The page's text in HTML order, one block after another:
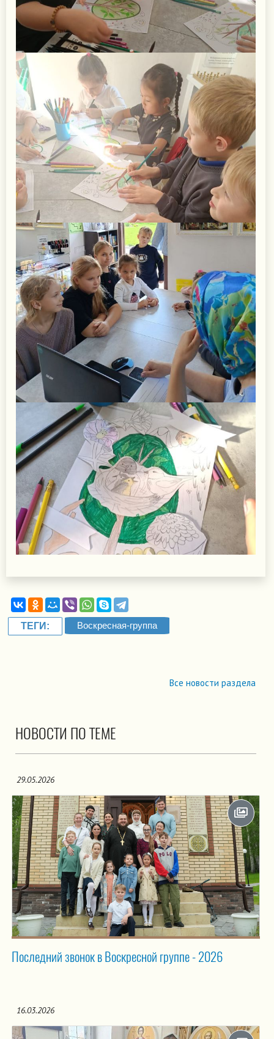
ТЕГИ: Воскресная-группа
Все новости раздела
НОВОСТИ ПО ТЕМЕ
29.05.2026
Последний звонок в Воскресной группе - 2026
16.03.2026